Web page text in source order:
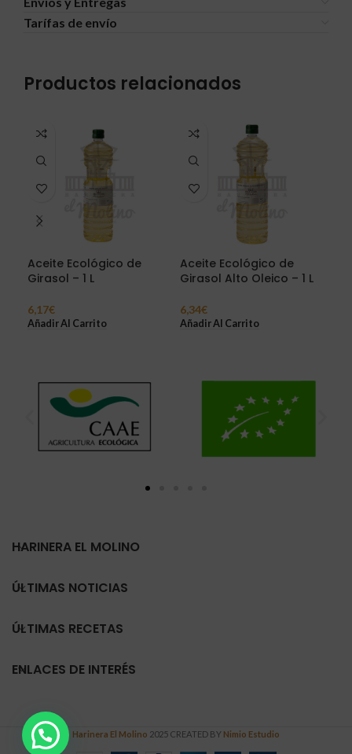
Tarífas de envío
Productos relacionados
Aceite Ecológico de
Girasol – 1 L
6,17€
Añadir Al Carrito
Aceite Ecológico de
Girasol Alto Oleico – 1 L
6,34€
Añadir Al Carrito
HARINERA EL MOLINO
ÚLTIMAS NOTICIAS
ÚLTIMAS RECETAS
ENLACES DE INTERÉS
Harinera El Molino 2025 CREATED BY Nimio Estudio